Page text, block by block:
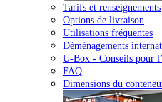
Tarifs et renseignements
Options de livraison
Utilisations fréquentes
Déménagements
U-Box - Conseils pour
FAQ
Dimensions du